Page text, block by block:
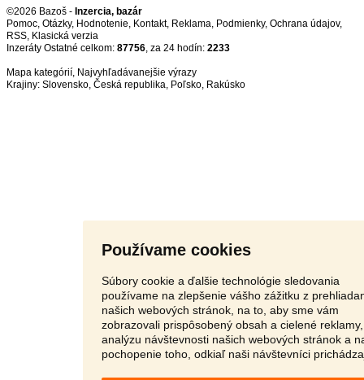
Používame cookies
Súbory cookie a ďalšie technológie sledovania
používame na zlepšenie vášho zážitku z
našich webových stránok, na to, aby sme vám
zobrazovali prispôsobený obsah a cielené
analýzu návštevnosti našich webových stránok a
pochopenie toho, odkiaľ naši návštevníci
©2026 Bazoš - Inzercia, bazár
Pomoc, Otázky, Hodnotenie, Kontakt, Reklama, Podmienky, Ochrana údajov,
RSS,
Inzeráty Ostatné celkom: 87756, za 24 hodín: 2233
Mapa kategórií, Najvyhľadávanejšie výrazy
Krajiny: Slovensko, Česká republika, Poľsko, Rakúsko